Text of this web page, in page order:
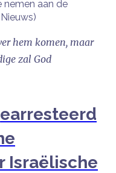
nemen aan de
hem komen, maar
zal God
Israëlische